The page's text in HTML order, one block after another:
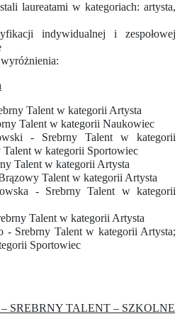
laureatami w kategoriach: artysta,
indywidualnej i zespołowej
Talent w kategorii Artysta
Talent w kategorii Naukowiec
- Srebrny Talent w kategorii
w kategorii Sportowiec
Talent w kategorii Artysta
Talent w kategorii Artysta
- Srebrny Talent w kategorii
Talent w kategorii Artysta
- Srebrny Talent w kategorii Artysta;
Sportowiec
SREBRNY TALENT – SZKOLNE